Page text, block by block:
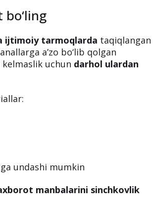
ijtimoiy tarmoqlarda taqiqlangan
a’zo bo‘lib qolgan
uchun darhol ulardan
undashi mumkin
manbalarini sinchkovlik